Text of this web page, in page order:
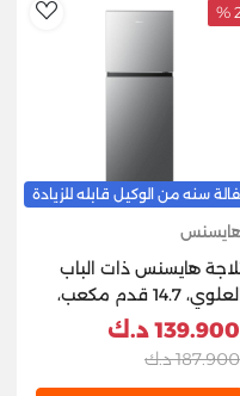
سنه من الوكيل قابله للزيادة
هايسنس ذات الباب
العلوي، 14.7 قدم مكعب،
139.900 د.ك
187.900 د.ك